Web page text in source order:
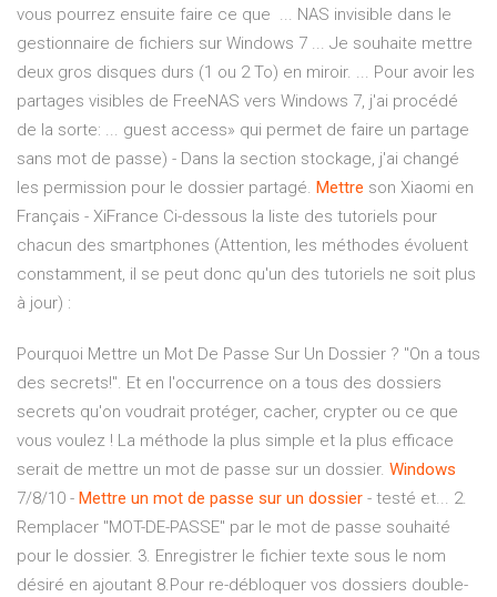
vous pourrez ensuite faire ce que ... NAS invisible dans le
gestionnaire de fichiers sur Windows 7 ... Je souhaite mettre
deux gros disques durs (1 ou 2 To) en miroir. ... Pour avoir les
partages visibles de FreeNAS vers Windows 7, j'ai procédé
de la sorte: ... guest access» qui permet de faire un partage
sans mot de passe) - Dans la section stockage, j'ai changé
les permission pour le dossier partagé. Mettre son Xiaomi en
Français - XiFrance Ci-dessous la liste des tutoriels pour
chacun des smartphones (Attention, les méthodes évoluent
constamment, il se peut donc qu'un des tutoriels ne soit plus
à jour) :
Pourquoi Mettre un Mot De Passe Sur Un Dossier ? "On a tous
des secrets!". Et en l'occurrence on a tous des dossiers
secrets qu'on voudrait protéger, cacher, crypter ou ce que
vous voulez ! La méthode la plus simple et la plus efficace
serait de mettre un mot de passe sur un dossier. Windows
7/8/10 - Mettre un mot de passe sur un dossier - testé et... 2.
Remplacer "MOT-DE-PASSE" par le mot de passe souhaité
pour le dossier. 3. Enregistrer le fichier texte sous le nom
désiré en ajoutant 8.Pour re-débloquer vos dossiers double-